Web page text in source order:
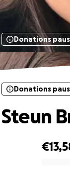
Donations
Donations
Steun